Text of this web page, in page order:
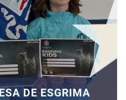
DE ESGRIMA